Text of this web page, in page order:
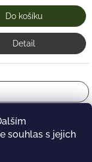
souhlas s jejich
Do košíku
Detail